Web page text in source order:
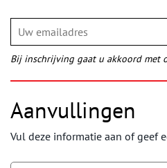
Bij inschrijving gaat u akkoord met
Aanvullingen
Vul deze informatie aan of geef